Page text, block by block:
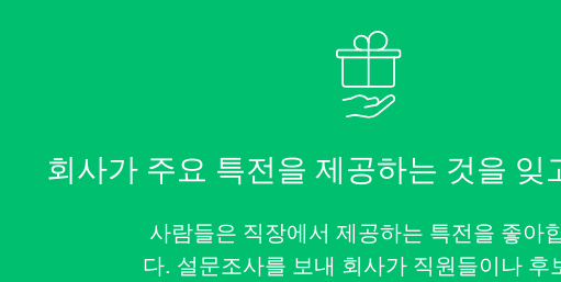
회사가 주요 특전을 제공하는 것을 잊
사람들은 직장에서 제공하는 특전을 좋아
다. 설문조사를 보내 회사가 직원들이나 후